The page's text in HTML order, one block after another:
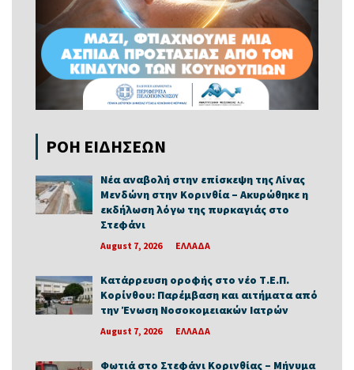
ΡΟΗ ΕΙΔΗΣΕΩΝ
Νέα αναβολή στην επίσκεψη της Λίνας
Μενδώνη στην Κορινθία – Ακυρώθηκε η
εκδήλωση λόγω της πυρκαγιάς στο
Στεφάνι
August 7, 2026 ΕΛΛΑΔΑ
Κατάρρευση οροφής στο νέο Τ.Ε.Π.
Κορίνθου: Παρέμβαση και αιτήματα από
την Ένωση Νοσοκομειακών Ιατρών
August 7, 2026 ΕΛΛΑΔΑ
Φωτιά στο Στεφάνι Κορινθίας – Μήνυμα